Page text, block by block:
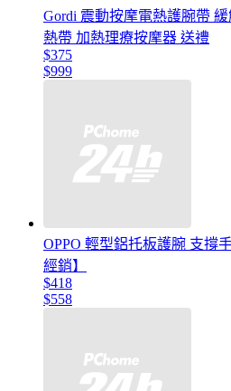
Gordi 震動按摩電熱護腕帶
熱帶 加熱理療按摩器 送禮
$375
$999
OPPO 輕型鋁托板護腕 支撐
經銷】
$418
$558